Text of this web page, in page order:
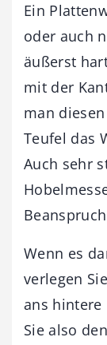
Ein
oder auch
äußerst
mit der
man
Teufel das
Auch sehr
Wenn es
verlegen
ans hintere
Sie also